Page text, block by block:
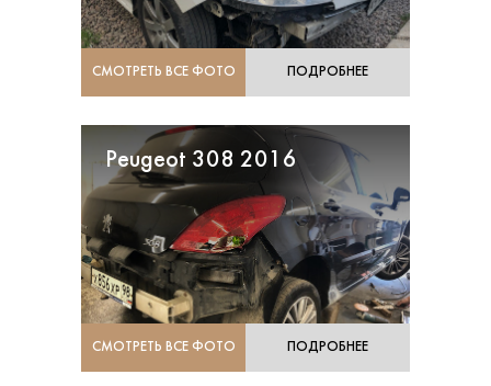
СМОТРЕТЬ ВСЕ ФОТО ПОДРОБНЕЕ
Peugeot 308 2016
СМОТРЕТЬ ВСЕ ФОТО ПОДРОБНЕЕ